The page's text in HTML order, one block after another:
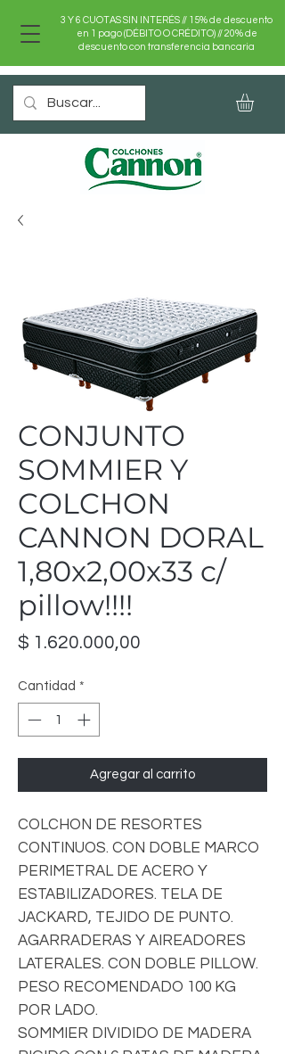
3 Y 6 CUOTAS SIN INTERÉS // 15% de descuento
en 1 pago (DÉBITO O CRÉDITO) //20% de
descuento con transferencia bancaria
CONJUNTO
SOMMIER Y
COLCHON
CANNON DORAL
1,80x2,00x33 c/
pillow!!!!
$ 1.620.000,00
Cantidad *
Agregar al carrito
COLCHON DE RESORTES
CONTINUOS. CON DOBLE MARCO
PERIMETRAL DE ACERO Y
ESTABILIZADORES. TELA DE
JACKARD, TEJIDO DE PUNTO.
AGARRADERAS Y AIREADORES
LATERALES. CON DOBLE PILLOW.
PESO RECOMENDADO 100 KG
POR LADO.
SOMMIER DIVIDIDO DE MADERA